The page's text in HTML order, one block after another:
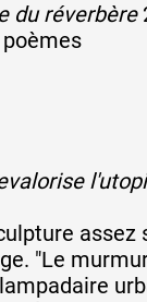
du réverbère
"Le